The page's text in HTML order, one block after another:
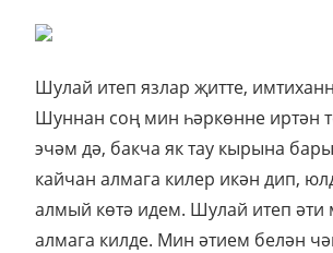
Шулай итеп язлар җитте,
Шуннан соң мин һәркөнне иртән
эчәм дә, бакча як тау кырына
кайчан алмага килер икән дип,
алмый көтә идем. Шулай итеп әти
алмага килде. Мин әтием белән